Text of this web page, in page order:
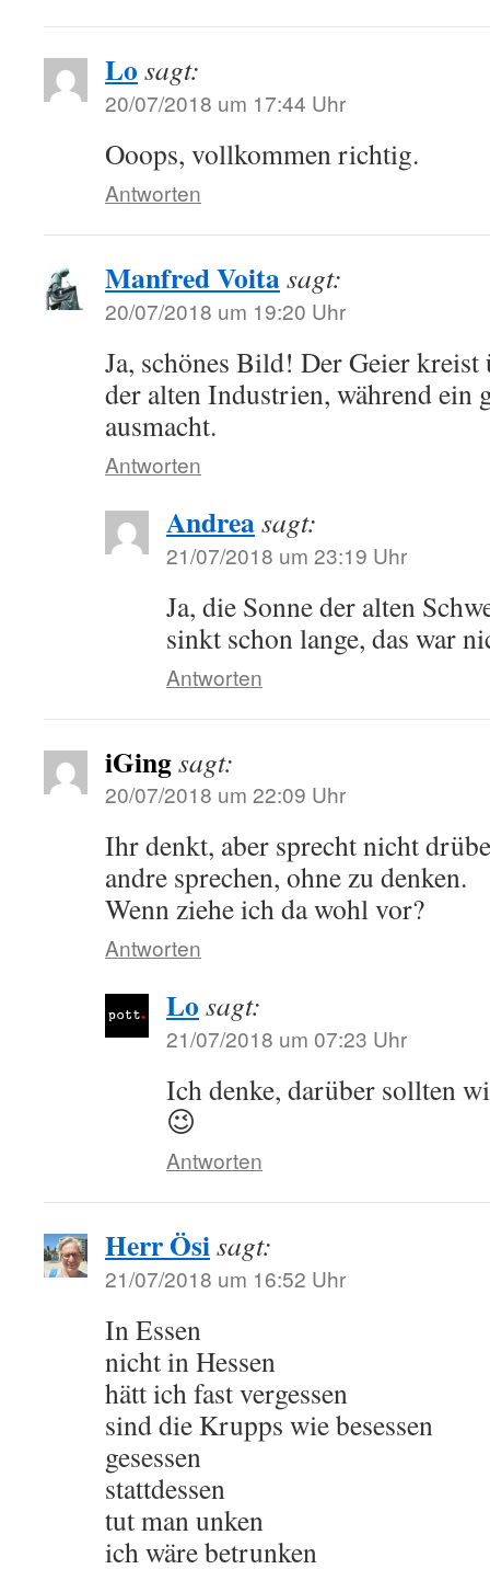
Lo sagt:
20/07/2018 um 17:44 Uhr
Ooops, vollkommen richtig.
Antworten
Manfred Voitasagt:
20/07/2018 um 19:20 Uhr
Ja, schönes Bild! Der Geier kreist
der alten Industrien, während ein
ausmacht.
Antworten
Andreasagt:
21/07/2018 um 23:19 Uhr
Ja, die Sonne der alten
sinkt schon lange, das war
Antworten
iGingsagt:
20/07/2018 um 22:09 Uhr
Ihr denkt, aber sprecht nicht
andre sprechen, ohne zu denken.
Wenn ziehe ich da wohl vor?
Antworten
Lo sagt:
21/07/2018 um 07:23 Uhr
Ich denke, darüber sollten
😉
Antworten
Herr Ösisagt:
21/07/2018 um 16:52 Uhr
In Essen
nicht in Hessen
hätt ich fast vergessen
sind die Krupps wie besessen
gesessen
stattdessen
tut man unken
ich wäre betrunken